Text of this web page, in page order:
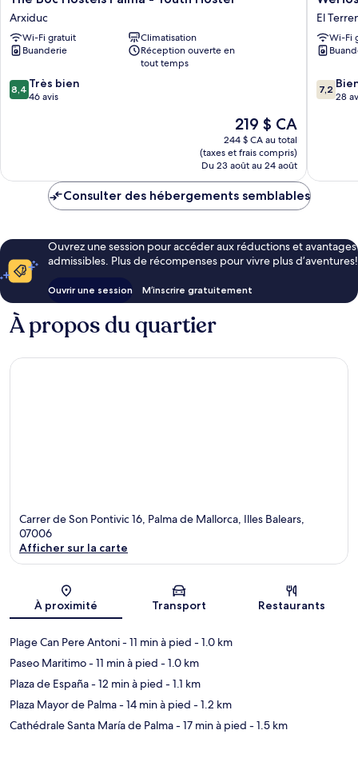
Boc
Hostels
Palma
-
Hostel
Arxiduc
Arxiduc
Wi-Fi gratuit
Climatisation
Buanderie
Réception ouverte en
tout temps
8.4
sur
8,4 Très bien
46 avis
Le
prix
est
de
219 $ CA
219 $ CA
244 $ CA au total
(taxes et frais compris)
Du 23 août au 24 août
Palma
El
Terreno
El
Wi-Fi
7.2
sur
7,2
28
Consulter des hébergements semblables
Ouvrez une session pour accéder aux réductions et avantages
admissibles. Plus de récompenses pour vivre plus d’aventures!
Ouvrir une session M’inscrire gratuitement
À propos du quartier
Carrer de Son Pontivic 16, Palma de Mallorca, Illes Balears,
07006
Afficher sur la carte
À proximité Transport Restaurants
Plage Can Pere Antoni- 11 min à pied - 1.0 km
Paseo Maritimo- 11 min à pied - 1.0 km
Plaza de España- 12 min à pied - 1.1 km
Plaza Mayor de Palma- 14 min à pied - 1.2 km
Cathédrale Santa María de Palma- 17 min à pied - 1.5 km